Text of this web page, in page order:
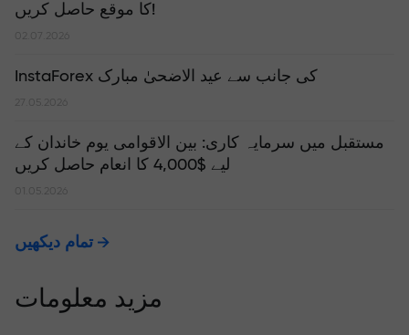
کا موقع حاصل کریں!
02.07.2026
InstaForex کی جانب سے عید الاضحیٰ مبارک
27.05.2026
مستقبل میں سرمایہ کاری: بین الاقوامی یوم خاندان کے
لیے $4,000 کا انعام حاصل کریں
01.05.2026
تمام دیکھیں
مزید معلومات